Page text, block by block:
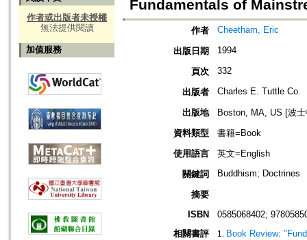
作者或出版者未授權
無法提供閱讀
加值服務
Fundamentals of
作者 Cheetham, Eric
出版日期 1994
頁次 332
出版者 Charles E. Tuttle Co.
出版地
Boston, MA, US [波
資料類型
書籍=Book
使用語言
英文=English
關鍵詞
Buddhism; Doctrines
摘要
ISBN
0585068402;
相關書評
Book Review: